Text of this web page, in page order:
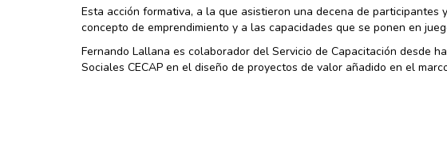
Esta acción formativa, a la que asistieron una decena de
concepto de emprendimiento y a las capacidades que se ponen en
Fernando Lallana es colaborador del Servicio de Capacitación desde
Sociales CECAP en el diseño de proyectos de valor añadido en el